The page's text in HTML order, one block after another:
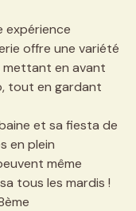
expérience
offre une variété
mettant en avant
tout en gardant
et sa fiesta de
en plein
même
tous les mardis !